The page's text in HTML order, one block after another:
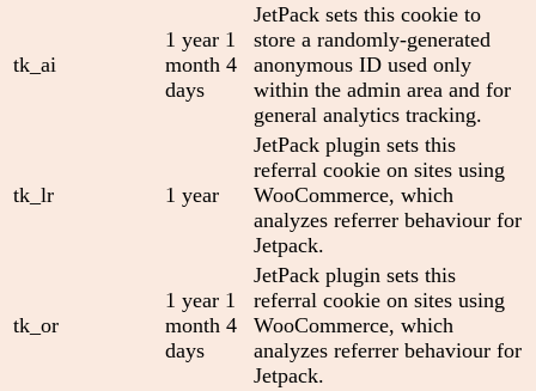
tk_ai
1 year 1
month 4
days
JetPack sets this cookie to
store a randomly-generated
anonymous ID used only
within the admin area and for
general analytics tracking.
tk_lr 1 year
JetPack plugin sets this
referral cookie on sites using
WooCommerce, which
analyzes referrer behaviour for
Jetpack.
tk_or
1 year 1
month 4
days
JetPack plugin sets this
referral cookie on sites using
WooCommerce, which
analyzes referrer behaviour for
Jetpack.